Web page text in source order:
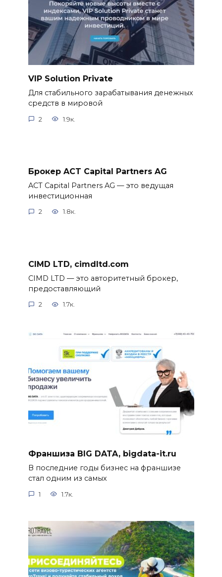
VIP Solution Private
Для стабильного зарабатывания денежных
средств в мировой
2 1.9к.
Брокер ACT Capital Partners AG
ACT Capital Partners AG — это ведущая
инвестиционная
2 1.8к.
CIMD LTD, cimdltd.com
CIMD LTD — это авторитетный брокер,
предоставляющий
2 1.7к.
Франшиза BIG DATA, bigdata-it.ru
В последние годы бизнес на франшизе
стал одним из самых
1 1.7к.